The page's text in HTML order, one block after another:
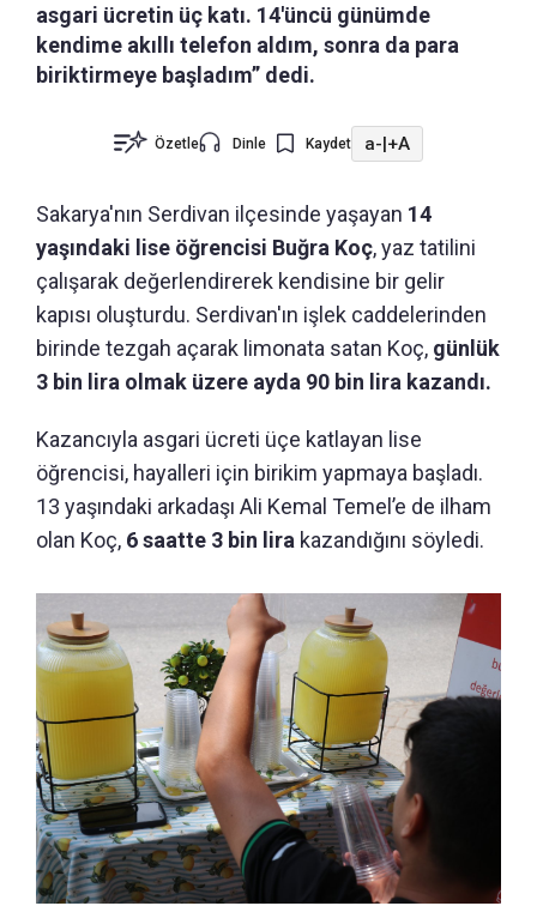
asgari ücretin üç katı. 14'üncü günümde
kendime akıllı telefon aldım, sonra da para
biriktirmeye başladım” dedi.
Özetle Dinle Kaydet a-|+A
Sakarya'nın Serdivan ilçesinde yaşayan 14
yaşındaki lise öğrencisi Buğra Koç, yaz tatilini
çalışarak değerlendirerek kendisine bir gelir
kapısı oluşturdu. Serdivan'ın işlek caddelerinden
birinde tezgah açarak limonata satan Koç, günlük
3 bin lira olmak üzere ayda 90 bin lira kazandı.
Kazancıyla asgari ücreti üçe katlayan lise
öğrencisi, hayalleri için birikim yapmaya başladı.
13 yaşındaki arkadaşı Ali Kemal Temel’e de ilham
olan Koç, 6 saatte 3 bin lira kazandığını söyledi.